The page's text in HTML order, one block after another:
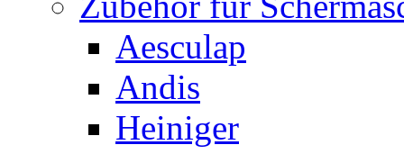
Aesculap
Andis
Heiniger